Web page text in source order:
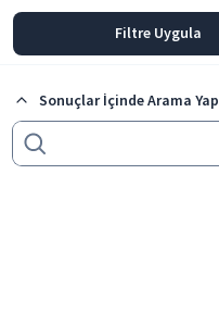
Filtre Uygula
Sonuçlar İçinde Arama Yap